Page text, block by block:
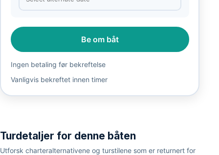
Be om båt
Ingen betaling før bekreftelse
Vanligvis bekreftet innen timer
Turdetaljer for denne båten
Utforsk charteralternativene og turstilene som er returnert for